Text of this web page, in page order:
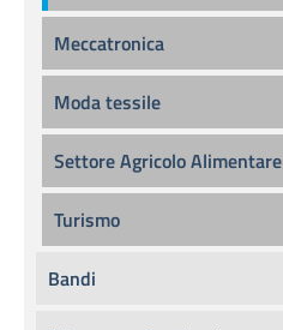
Meccatronica
Moda tessile
Settore Agricolo Alimentare
Turismo
Bandi